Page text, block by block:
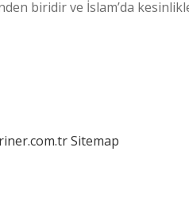
biridir ve İslam’da
Sitemap